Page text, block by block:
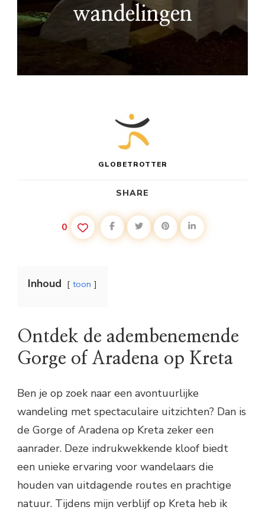
wandelingen
GLOBETROTTER
SHARE
0
Inhoud toon
Ontdek de adembenemende
Gorge of Aradena op Kreta
Ben je op zoek naar een avontuurlijke
wandeling met spectaculaire uitzichten? Dan is
de Gorge of Aradena op Kreta zeker een
aanrader. Deze indrukwekkende kloof biedt
een unieke ervaring voor wandelaars die
houden van uitdagende routes en prachtige
natuur. Tijdens mijn verblijf op Kreta heb ik